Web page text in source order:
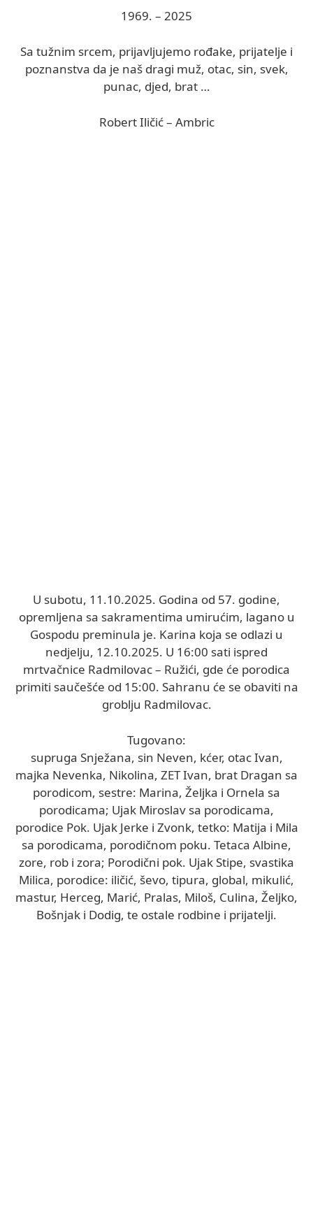
1969. – 2025
Sa tužnim srcem, prijavljujemo rođake, prijatelje i
poznanstva da je naš dragi muž, otac, sin, svek,
punac, djed, brat …
Robert Iličić – Ambric
U subotu, 11.10.2025. Godina od 57. godine,
opremljena sa sakramentima umirućim, lagano u
Gospodu preminula je. Karina koja se odlazi u
nedjelju, 12.10.2025. U 16:00 sati ispred
mrtvačnice Radmilovac – Ružići, gde će porodica
primiti saučešće od 15:00. Sahranu će se obaviti na
groblju Radmilovac.
Tugovano:
supruga Snježana, sin Neven, kćer, otac Ivan,
majka Nevenka, Nikolina, ZET Ivan, brat Dragan sa
porodicom, sestre: Marina, Željka i Ornela sa
porodicama; Ujak Miroslav sa porodicama,
porodice Pok. Ujak Jerke i Zvonk, tetko: Matija i Mila
sa porodicama, porodičnom poku. Tetaca Albine,
zore, rob i zora; Porodični pok. Ujak Stipe, svastika
Milica, porodice: iličić, ševo, tipura, global, mikulić,
mastur, Herceg, Marić, Pralas, Miloš, Culina, Željko,
Bošnjak i Dodig, te ostale rodbine i prijatelji.